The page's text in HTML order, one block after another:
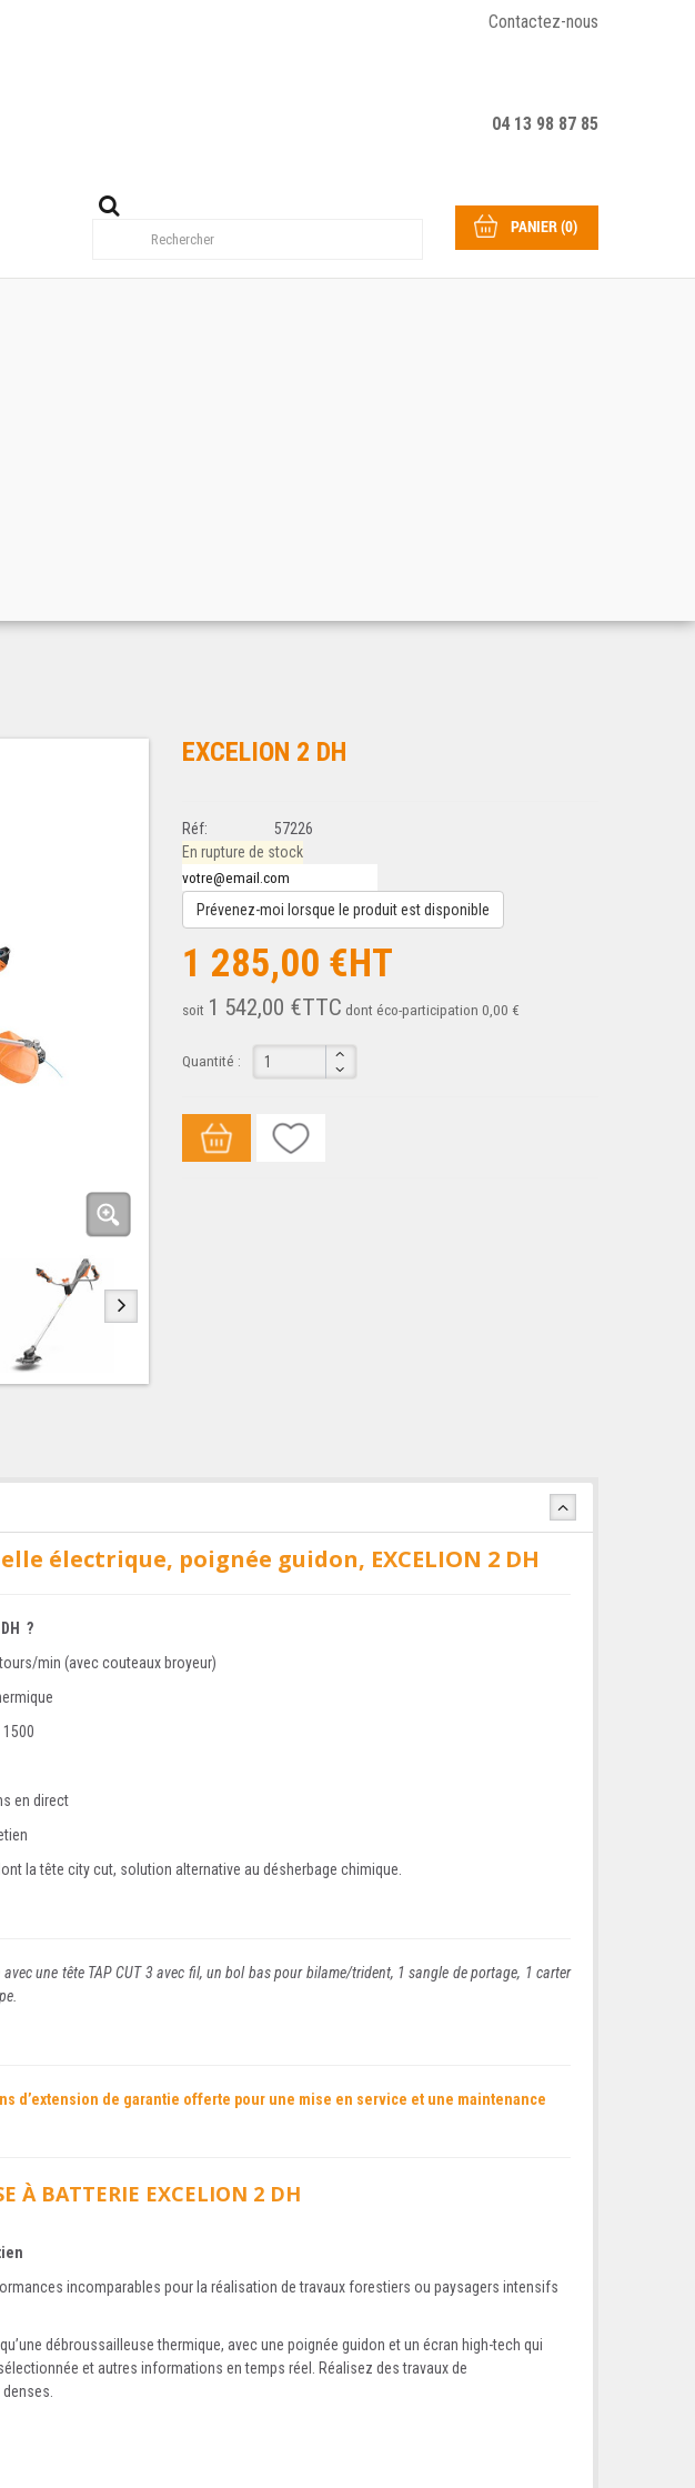
Contactez-nous
04 13 98 87 85
PANIER(0)
EXCELION 2 DH
Réf:
57226
En rupture de stock
Prévenez-moi lorsque le produit est disponible
1 285,00 €HT
soit 1 542,00 €TTC dont éco-participation 0,00 €
Quantité :
électrique, poignée guidon, EXCELION 2 DH
?
min (avec couteaux broyeur)
en direct
la tête city cut, solution alternative au désherbage chimique.
une tête TAP CUT 3 avec fil, un bol bas pour bilame/trident, 1 sangle de portage, 1 carter
d’extension de garantie offerte pour une mise en service et une maintenance
À BATTERIE EXCELION 2 DH
incomparables pour la réalisation de travaux forestiers ou paysagers intensifs
débroussailleuse thermique, avec une poignée guidon et un écran high-tech qui
et autres informations en temps réel. Réalisez des travaux de